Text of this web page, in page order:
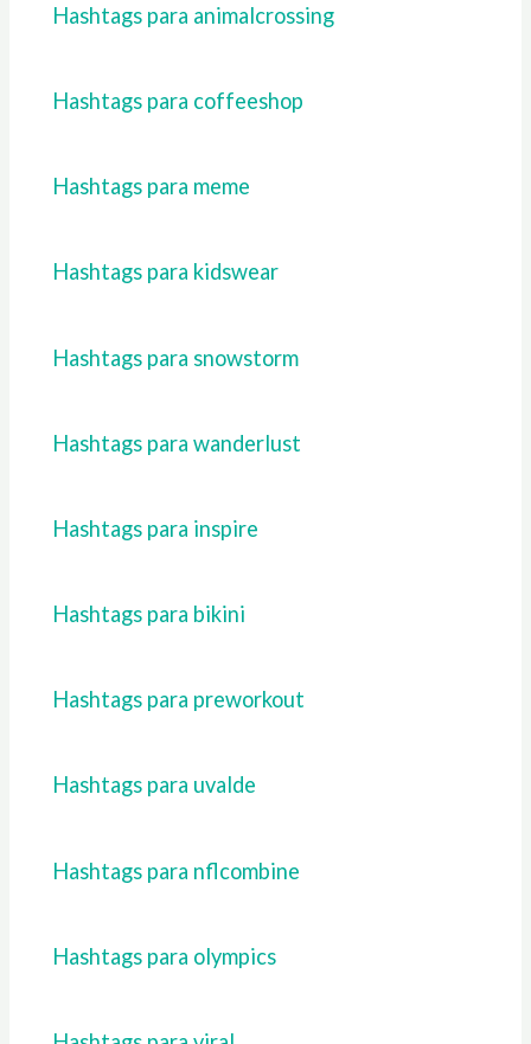
Hashtags para animalcrossing
Hashtags para coffeeshop
Hashtags para meme
Hashtags para kidswear
Hashtags para snowstorm
Hashtags para wanderlust
Hashtags para inspire
Hashtags para bikini
Hashtags para preworkout
Hashtags para uvalde
Hashtags para nflcombine
Hashtags para olympics